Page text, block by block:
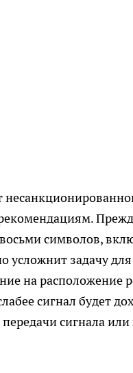
символов,
усложнит задачу
на расположение
сигнал будет
сигнала